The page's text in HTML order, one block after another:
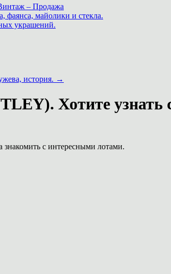
– Продажа
фаянса, майолики и стекла.
украшений.
история. →
Хотите узнать
знакомить с интересными лотами.